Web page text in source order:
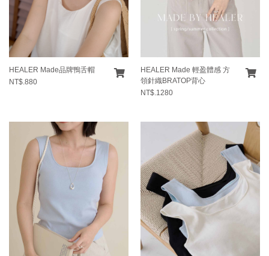
HEALER Made品牌鴨舌帽
NT$.880
HEALER Made 輕盈體感 方
領針織BRATOP背心
NT$.1280